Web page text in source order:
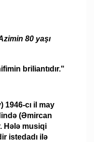
80 yaşı
briliantıdır."
1946-cı il may
(Əmircan
Hələ musiqi
istedadı ilə